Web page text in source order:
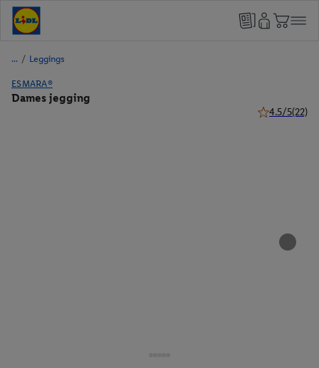
/ Leggings
ESMARA®
Dames jegging
4.5/5(22)